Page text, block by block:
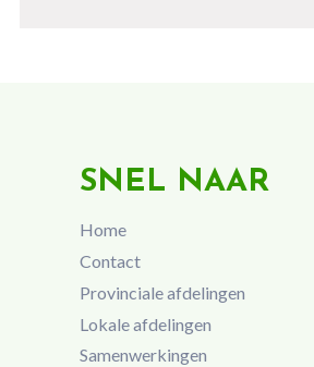
SNEL NAAR
Home
Contact
Provinciale afdelingen
Lokale afdelingen
Samenwerkingen